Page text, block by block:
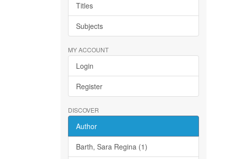
Titles
Subjects
MY ACCOUNT
Login
Register
DISCOVER
Author
Barth, Sara Regina (1)